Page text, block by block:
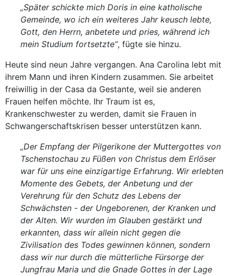
„Später schickte mich Doris in eine katholische
Gemeinde, wo ich ein weiteres Jahr keusch lebte,
Gott, den Herrn, anbetete und pries, während ich
mein Studium fortsetzte“, fügte sie hinzu.
Heute sind neun Jahre vergangen. Ana Carolina lebt mit
ihrem Mann und ihren Kindern zusammen. Sie arbeitet
freiwillig in der Casa da Gestante, weil sie anderen
Frauen helfen möchte. Ihr Traum ist es,
Krankenschwester zu werden, damit sie Frauen in
Schwangerschaftskrisen besser unterstützen kann.
„Der Empfang der Pilgerikone der Muttergottes von
Tschenstochau zu Füßen von Christus dem Erlöser
war für uns eine einzigartige Erfahrung. Wir erlebten
Momente des Gebets, der Anbetung und der
Verehrung für den Schutz des Lebens der
Schwächsten - der Ungeborenen, der Kranken und
der Alten. Wir wurden im Glauben gestärkt und
erkannten, dass wir allein nicht gegen die
Zivilisation des Todes gewinnen können, sondern
dass wir nur durch die mütterliche Fürsorge der
Jungfrau Maria und die Gnade Gottes in der Lage